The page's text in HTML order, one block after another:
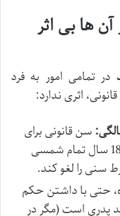
ها بی اثر
در تمامی امور به فرد
اثری ندارد:
سن قانونی برای
دریافت گواهینامه رانندگی در ایران 18 سال تمام شمسی
سنی را لغو کند.
حتی با داشتن حکم
پدری است (مگر در